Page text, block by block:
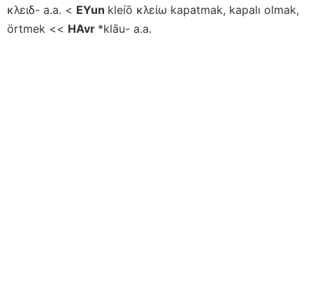
κλειδ- a.a. < EYun kleíō κλείω kapatmak, kapalı olmak,
örtmek << HAvr *klāu- a.a.